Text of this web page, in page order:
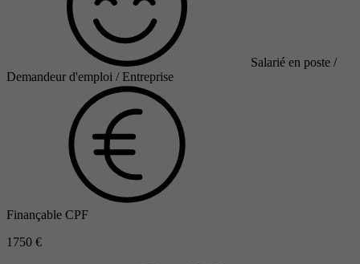
Salarié en poste /
Demandeur d'emploi / Entreprise
Finançable CPF
1750 €